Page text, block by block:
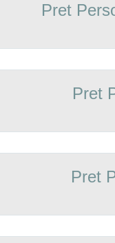
Pret
Pret
Pret